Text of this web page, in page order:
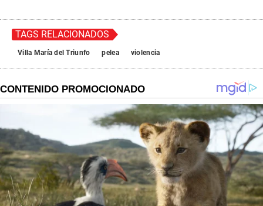
TAGS RELACIONADOS
Villa María del Triunfo pelea violencia